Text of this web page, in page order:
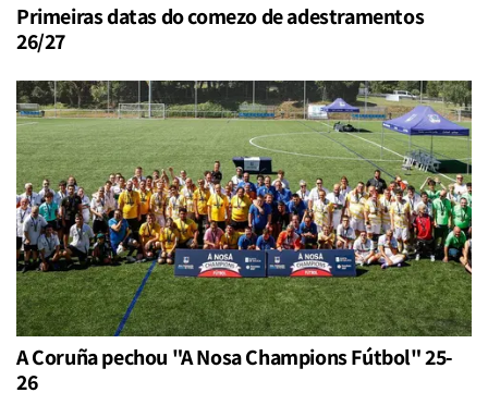
Primeiras datas do comezo de adestramentos
26/27
A Coruña pechou "A Nosa Champions Fútbol" 25-
26